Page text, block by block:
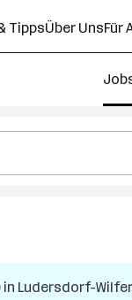
TippsÜber UnsFür
in Ludersdorf-